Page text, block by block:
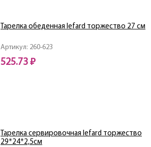
Артикул: 260-623
Тарелка обеденная lefard торжество 27 см
525.73 ₽
Тарелка сервировочная lefard торжество
29*24*2,5см